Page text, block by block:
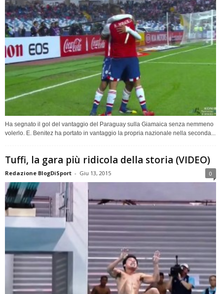
Ha segnato il gol del vantaggio del Paraguay sulla Giamaica senza nemmeno
volerlo. E. Benitez ha portato in vantaggio la propria nazionale nella seconda...
Tuffi, la gara più ridicola della storia (VIDEO)
Redazione BlogDiSport - Giu 13, 2015 0